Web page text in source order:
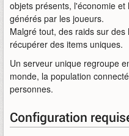
objets présents, l'économie
générés par les joueurs.
Malgré tout, des raids sur des
récupérer des items uniques.
Un serveur unique regroupe
monde, la population
personnes.
Configuration